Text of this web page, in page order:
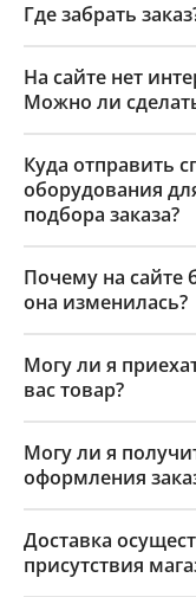
Где забрать
На сайте нет
Можно ли
Куда отправить
оборудования
подбора заказа?
Почему на сайте
она изменилась?
Могу ли я
вас товар?
Могу ли я
оформления
Доставка
присутствия